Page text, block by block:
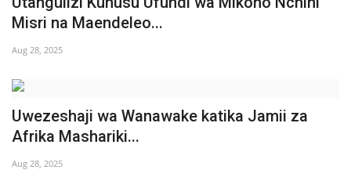
Misri na Maendeleo...
Aug 28, 2025
Uwezeshaji wa Wanawake katika Jamii za
Afrika Mashariki...
Aug 28, 2025